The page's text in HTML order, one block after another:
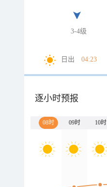
3-4级
日出 04:23
逐小时预报
08时 09时 10时